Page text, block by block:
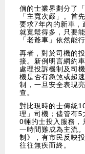
倘的士業界劃分了
「主寬次嚴」。首
要求7年內的新車
就寬鬆得多，只要
「老爺車」依然能
再者，對於司機的
接。新例明言網約
處理投訴機制及司
機是否有急煞或超
制，一旦安全表現
查。
對比現時的士傳統
理」司機；儘管有
0輛的士投入服務
一時間難成為主流
制》，有市民反映
往往無疾而終。